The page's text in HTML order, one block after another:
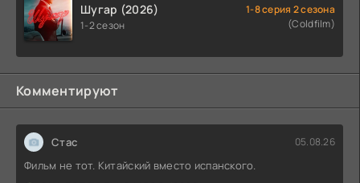
Шугар (2026)
1-2 сезон
1-8 серия 2 сезона
(Coldfilm)
Комментируют
Стас 05.08.26
Фильм не тот. Китайский вместо испанского.